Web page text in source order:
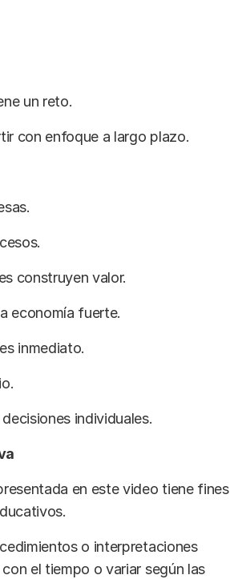
un reto.
con enfoque a largo plazo.
construyen valor.
economía fuerte.
inmediato.
individuales.
en este video tiene fines
o interpretaciones
el tiempo o variar según las